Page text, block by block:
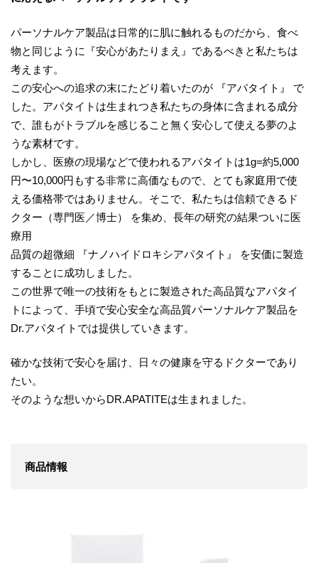
パーソナルケア製品は日常的に肌に触れるものだから、食べ
物と同じように『安心があたりまえ』であるべきと私たちは
考えます。
この安心への追求の末にたどり着いたのが 『アパタイト』 で
した。アパタイトは生まれつき私たちの身体に含まれる成分
で、誰もがトラブルを感じること無く安心して使える夢のよ
うな素材です。
しかし、医療の現場などで使われるアパタイトは1g=約5,000
円〜10,000円もする非常に高価なもので、とても家庭用で使
える価格帯ではありません。そこで、私たちは信頼できるド
クター（専門医／博士） を集め、長年の研究の結果ついに医
療用
品質の超微細 『ナノハイドロキシアパタイト』 を安価に製造
することに成功しました。
この世界で唯一の技術をもとに製造された高品質なアパタイ
トによって、手頃で安心安全な高品質パーソナルケア製品を
Dr.アパタイトでは提供していきます。
確かな技術で安心を届け、日々の健康を守るドクターであり
たい。
そのような想いからDR.APATITEは生まれました。
商品情報